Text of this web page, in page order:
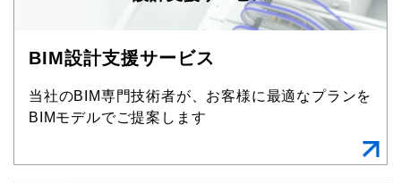
BIM設計支援サービス
当社のBIM専門技術者が、お客様に最適なプランを
BIMモデルでご提案します